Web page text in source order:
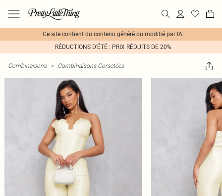
Ce site contient du contenu généré ou modifié par IA.
RÉDUCTIONS D'ÉTÉ : PRIX RÉDUITS DE 20%
Combinaisons > Combinaisons Corsetées